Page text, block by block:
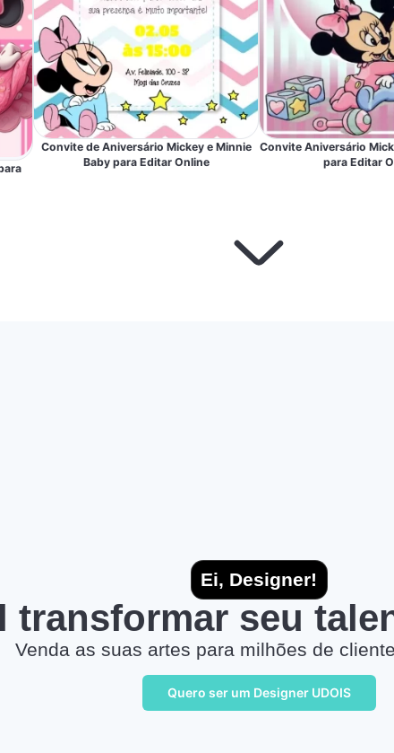
Convite de Aniversário Mickey e Minnie
Baby para Editar Online
Convite Aniversário
para Editar
Ei, Designer!
transformar seu
Venda as suas artes para milhões de
Quero ser um Designer UDOIS